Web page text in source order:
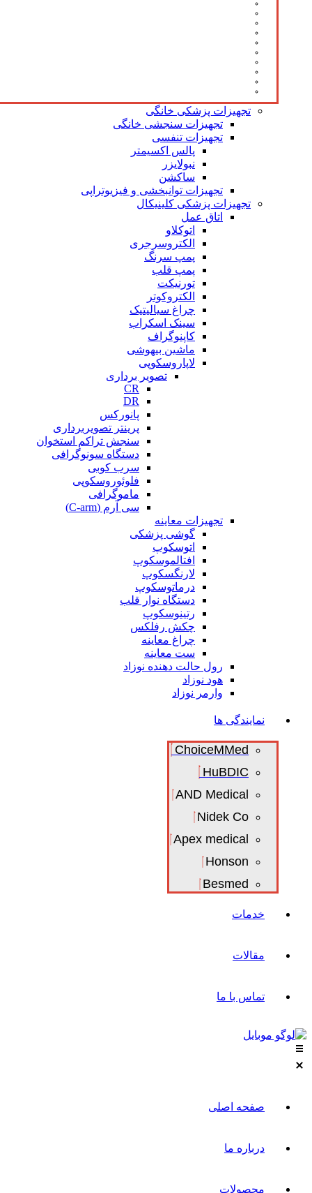
تجهیزات پزشکی خانگی
تجهیزات سنجشی خانگی
تجهیزات تنفسی
پالس اکسیمتر
نبولایزر
ساکشن
تجهیزات توانبخشی و فیزیوتراپی
تجهیزات پزشکی کلینیکال
اتاق عمل
اتوکلاو
الکتروسرجری
پمپ سرنگ
پمپ قلب
تورنیکت
الکتروکوتر
چراغ سیالیتیک
سینک اسکراب
کاپنوگراف
ماشین بیهوشی
لاپاروسکوپی
تصویر برداری
CR
DR
پانورکس
پرینتر تصویربرداری
سنجش تراکم استخوان
دستگاه سونوگرافی
سرب کوبی
فلوئوروسکوپی
ماموگرافی
سی آرم (C-arm)
تجهیزات معاینه
گوشی پزشکی
اتوسکوپ
افتالموسکوپ
لارنگسکوپ
درماتوسکوپ
دستگاه نوار قلب
رتینوسکوپ
چکش رفلکس
چراغ معاینه
ست معاینه
رول حالت دهنده نوزاد
هود نوزاد
وارمر نوزاد
نمایندگی ها
ChoiceMMed
HuBDIC
AND Medical
Nidek Co
Apex medical
Honson
Besmed
خدمات
مقالات
تماس با ما
صفحه اصلی
درباره ما
محصولات